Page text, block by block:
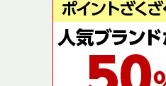
パタゴニア
ホカオネオネ（HOKA）